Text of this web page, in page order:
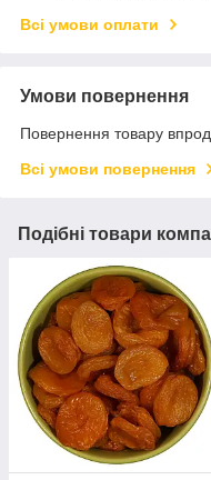
Всі умови оплати
Умови повернення
Повернення товару
Всі умови повернення
Подібні товари